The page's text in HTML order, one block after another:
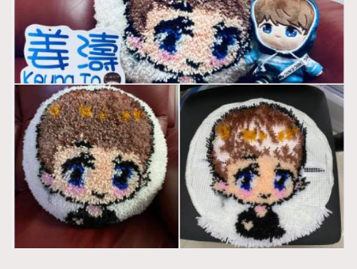
AFrenchMind
DressLikeAParisienne
EmpowerF
FashionWeek FigaroAesthetic